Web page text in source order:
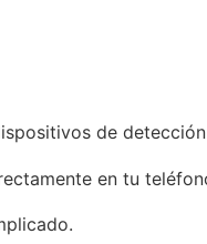
de
en tu